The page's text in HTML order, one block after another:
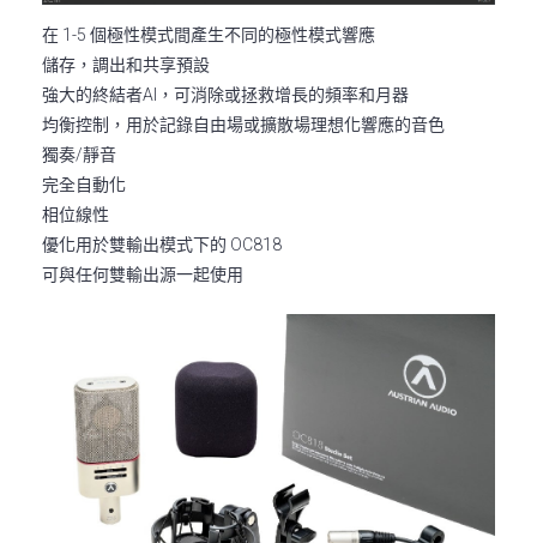
在 1-5 個極性模式間產生不同的極性模式響應
儲存，調出和共享預設
強大的終結者AI，可消除或拯救增長的頻率和月器
均衡控制，用於記錄自由場或擴散場理想化響應的音色
獨奏/靜音
完全自動化
相位線性
優化用於雙輸出模式下的 OC818
可與任何雙輸出源一起使用